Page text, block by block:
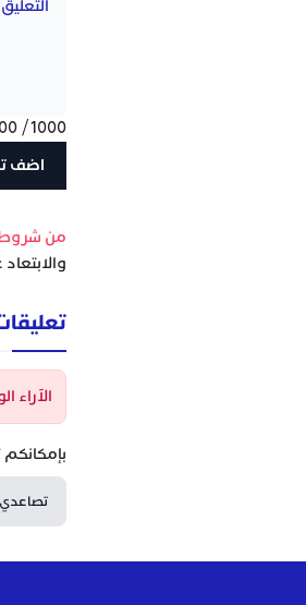
1000
/
‫من شروط
الآراء